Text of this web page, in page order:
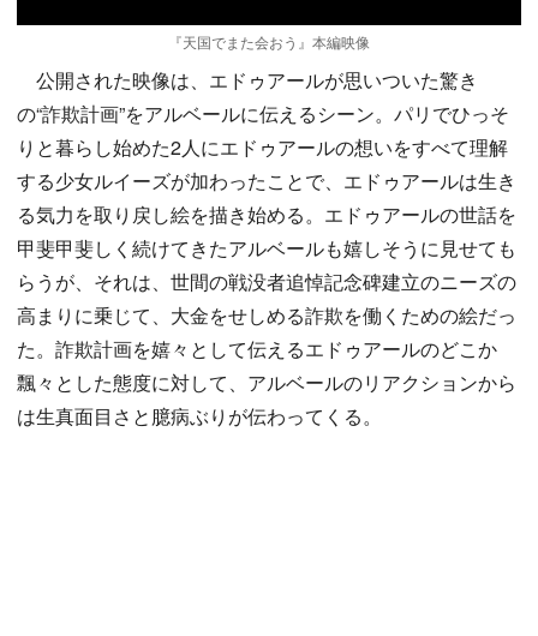
『天国でまた会おう』本編映像
公開された映像は、エドゥアールが思いついた驚き
の“詐欺計画”をアルベールに伝えるシーン。パリでひっそ
りと暮らし始めた2人にエドゥアールの想いをすべて理解
する少女ルイーズが加わったことで、エドゥアールは生き
る気力を取り戻し絵を描き始める。エドゥアールの世話を
甲斐甲斐しく続けてきたアルベールも嬉しそうに見せても
らうが、それは、世間の戦没者追悼記念碑建立のニーズの
高まりに乗じて、大金をせしめる詐欺を働くための絵だっ
た。詐欺計画を嬉々として伝えるエドゥアールのどこか
飄々とした態度に対して、アルベールのリアクションから
は生真面目さと臆病ぶりが伝わってくる。